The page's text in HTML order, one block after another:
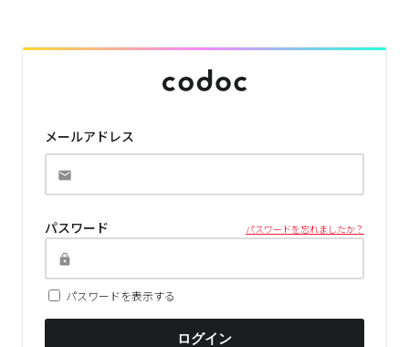
メールアドレス
パスワード パスワードを忘れましたか？
パスワードを表示する
ログイン